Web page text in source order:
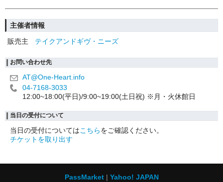
主催者情報
販売主
テイクアンドギヴ・ニーズ
お問い合わせ先
AT@One-Heart.info
04-7168-3033
12:00~18:00(平日)/9:00~19:00(土日祝) ※月・火休館日
当日の受付について
当日の受付についてはこちらをご確認ください。
チケットを取り出す
PassMarket Yahoo! JAPAN